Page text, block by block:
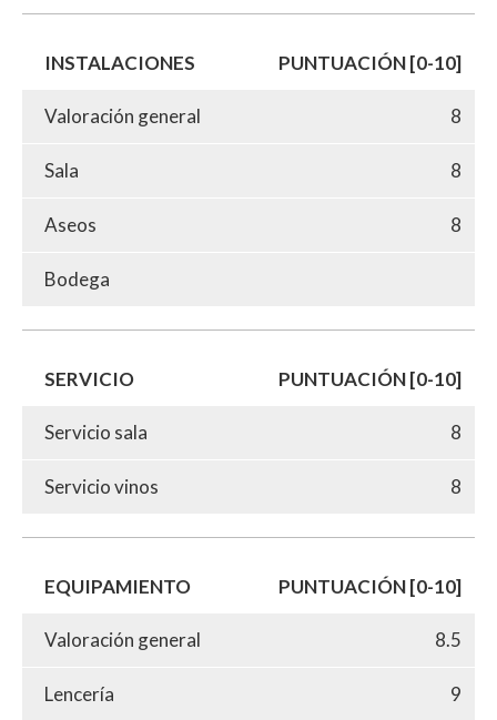
INSTALACIONES PUNTUACIÓN [0-10]
Valoración general 8
Sala 8
Aseos 8
Bodega
SERVICIO PUNTUACIÓN [0-10]
Servicio sala 8
Servicio vinos 8
EQUIPAMIENTO PUNTUACIÓN [0-10]
Valoración general 8.5
Lencería 9